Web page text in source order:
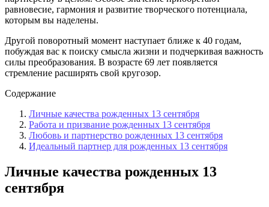
равновесие, гармония и развитие творческого потенциала,
которым вы наделены.
Другой поворотный момент наступает ближе к 40 годам,
побуждая вас к поиску смысла жизни и подчеркивая важность
силы преобразования. В возрасте 69 лет появляется
стремление расширять свой кругозор.
Содержание
Личные качества рожденных 13 сентября
Работа и призвание рожденных 13 сентября
Любовь и партнерство рожденных 13 сентября
Идеальный партнер для рожденных 13 сентября
Личные качества рожденных 13
сентября